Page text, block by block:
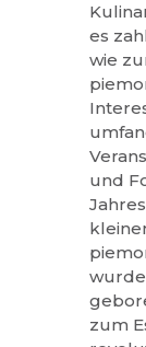
es
wie
und
zum